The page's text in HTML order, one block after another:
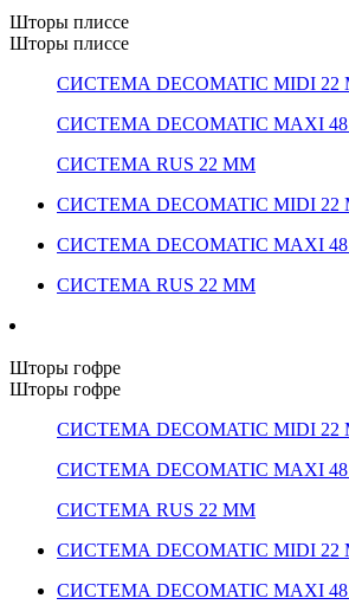
Шторы плиссе
Шторы плиссе
СИСТЕМА DECOMATIC MIDI
СИСТЕМА DECOMATIC MAXI
СИСТЕМА RUS 22 ММ
СИСТЕМА DECOMATIC MIDI
СИСТЕМА DECOMATIC MAXI
СИСТЕМА RUS 22 ММ
Шторы гофре
Шторы гофре
СИСТЕМА DECOMATIC MIDI
СИСТЕМА DECOMATIC MAXI
СИСТЕМА RUS 22 ММ
СИСТЕМА DECOMATIC MIDI
СИСТЕМА DECOMATIC MAXI